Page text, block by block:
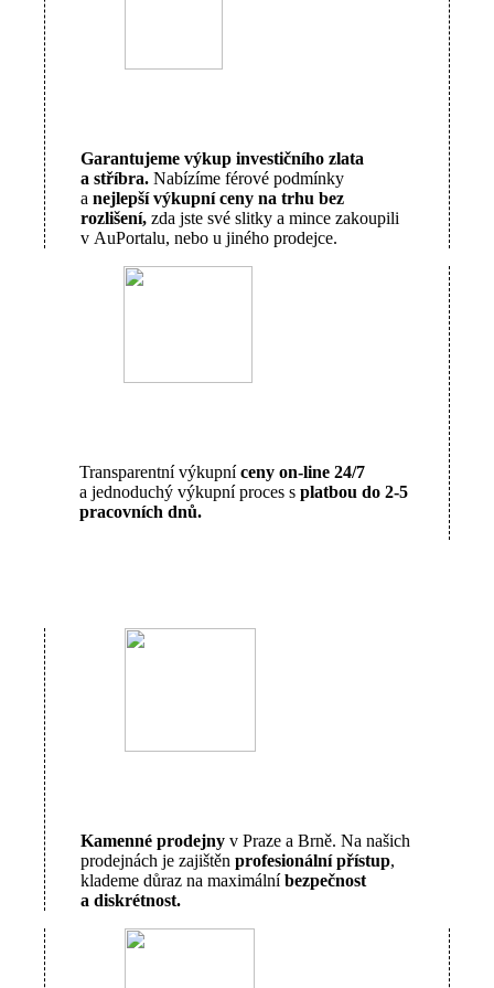
Garantujeme výkup investičního zlata
a stříbra. Nabízíme férové podmínky
a nejlepší výkupní ceny na trhu bez
rozlišení, zda jste své slitky a mince zakoupili
v AuPortalu, nebo u jiného prodejce.
Transparentní výkupníceny on-line 24/7
a jednoduchý výkupní proces s platbou do 2-5
pracovních dnů.
Kamenné prodejny v Praze a Brně. Na našich
prodejnách je zajištěn profesionální přístup,
klademe důraz na maximálníbezpečnost
a diskrétnost.